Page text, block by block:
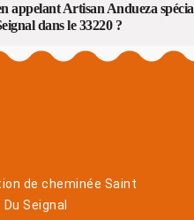
appelant Artisan Andueza
dans le 33220 ?
de cheminée Saint
Seignal